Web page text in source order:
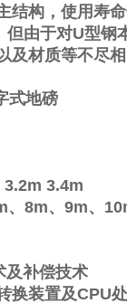
结构，使用寿
但由于对U型钢
及材质等不尽
式地磅
3.2m 3.4m
、 8m、 9m、
及补偿技术
换装置及CPU